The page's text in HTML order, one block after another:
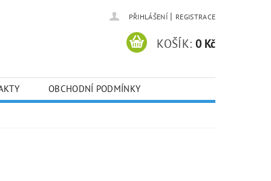
PŘIHLÁŠENÍ | REGISTRACE
KOŠÍK: 0 Kč
OBCHODNÍ PODMÍNKY